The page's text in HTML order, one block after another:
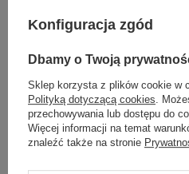
można stosować
wraz z Intrasite Gel
Marka
REF
Konfiguracja zgód
Dbamy o Twoją
Sklep korzysta z plików cookie w
Polityką dotyczącą cookies .
przechowywania lub dostępu do
Więcej informacji na temat
znaleźć także na stronie